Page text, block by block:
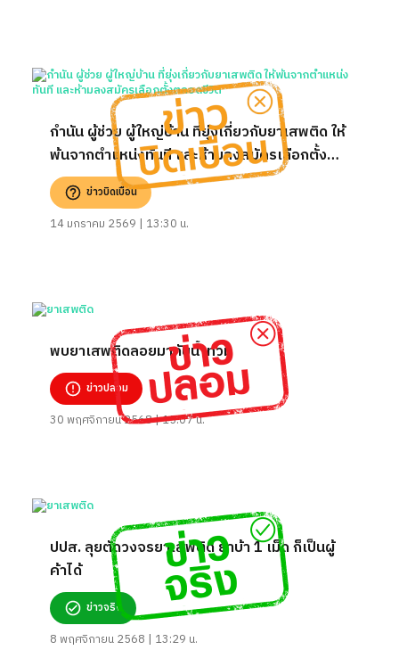
กำนัน ผู้ช่วย ผู้ใหญ่บ้าน ที่ยุ่งเกี่ยวกับยาเสพติด ให้
พ้นจากตำแหน่งทันที และห้ามลงสมัครเลือกตั้ง
ตลอดชีวิต
ข่าวบิดเบือน
14 มกราคม 2569 | 13:30 น.
พบยาเสพติดลอยมากับน้ำท่วม
ข่าวปลอม
30 พฤศจิกายน 2568 | 15:07 น.
ปปส. ลุยตัดวงจรยาเสพติด ยาบ้า 1 เม็ด ก็เป็นผู้
ค้าได้
ข่าวจริง
8 พฤศจิกายน 2568 | 13:29 น.